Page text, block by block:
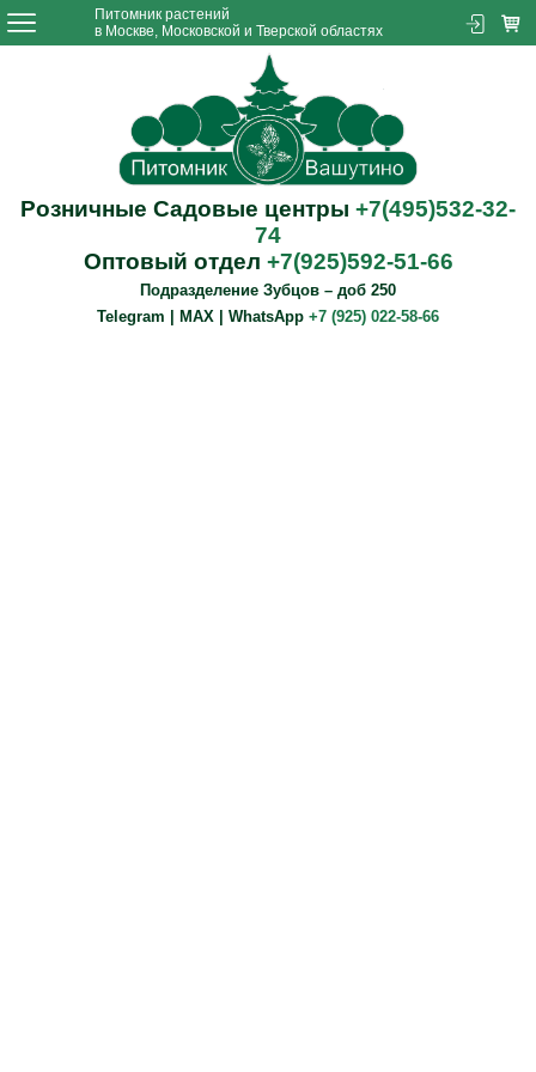
Питомник растений
в Москве, Московской и Тверской областях
Розничные Садовые центры +7(495)532-32-
74
Оптовый отдел +7(925)592-51-66
Подразделение Зубцов – доб 250
Telegram | MAX | WhatsApp +7 (925) 022-58-66